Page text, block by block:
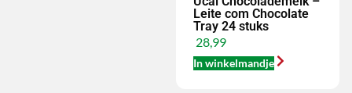
Leite com Chocolate
Tray 24 stuks
28,99
In winkelmandje